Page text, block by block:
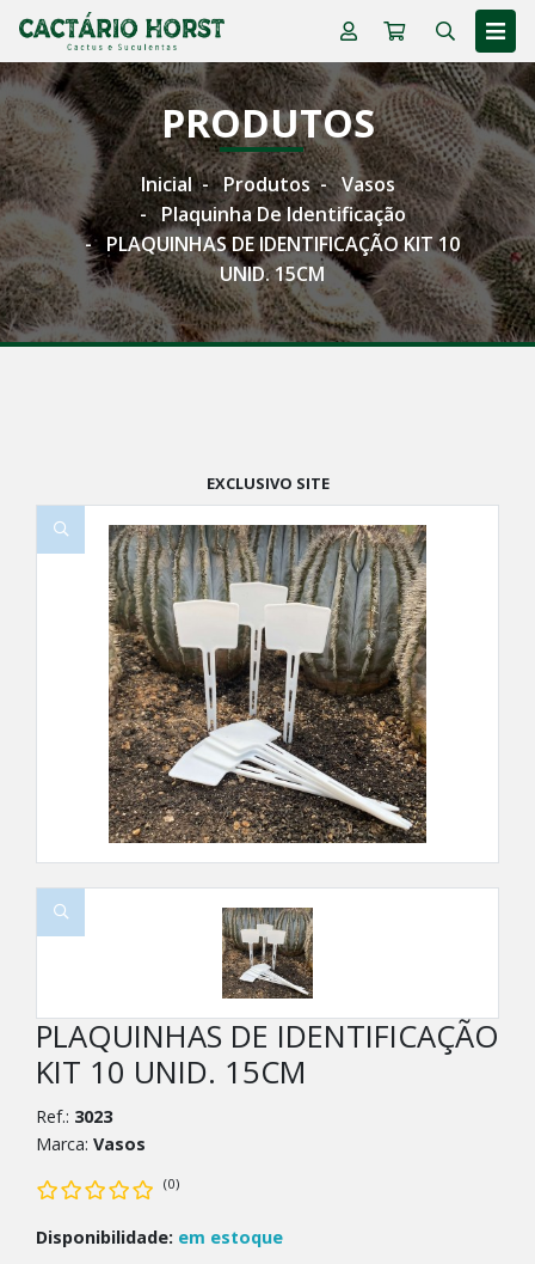
PRODUTOS
Inicial Produtos
Vasos
Plaquinha De Identificação
PLAQUINHAS DE IDENTIFICAÇÃO KIT 10
UNID. 15CM
EXCLUSIVO SITE
PLAQUINHAS DE IDENTIFICAÇÃO
KIT 10 UNID. 15CM
Ref.: 3023
Marca: Vasos
(0)
Disponibilidade: em estoque